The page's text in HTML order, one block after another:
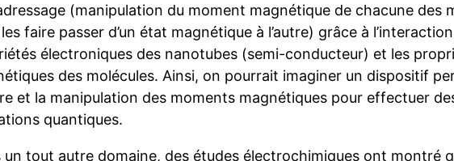
(manipulation du moment magnétique de chacune des
faire passer d’un état magnétique à l’autre) grâce à
électroniques des nanotubes (semi-conducteur) et les
des molécules. Ainsi, on pourrait imaginer un dispositif
et la manipulation des moments magnétiques pour effectuer
quantiques.
un tout autre domaine, des études électrochimiques ont montré